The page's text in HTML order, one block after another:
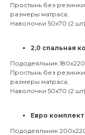
Простынь без
размеры матраса;
Наволочки 50х70 (2 шт)
2,0 спальная
Пододеяльник
Простынь без
размеры матраса;
Наволочки 50х70 (2 шт)
Евро
Пододеяльник